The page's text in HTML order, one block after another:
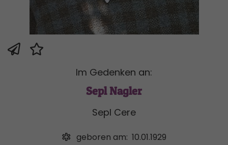
Im Gedenken an:
Sepl Nagler
Sepl Cere
geboren am: 10.01.1929